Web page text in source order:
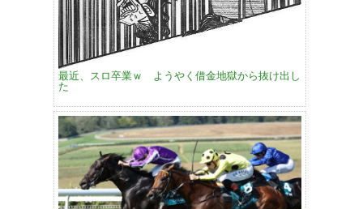
最近、スロ卒業ｗ ようやく借金地獄から抜け出し
た